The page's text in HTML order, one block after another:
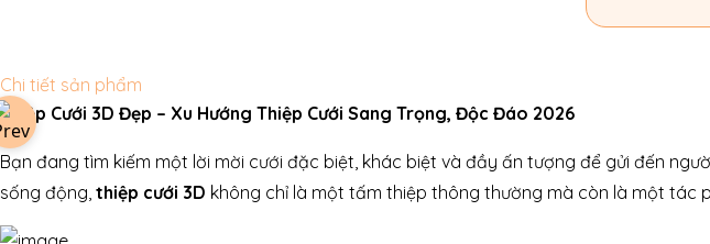
Chi tiết sản phẩm
Thiệp Cưới 3D Đẹp – Xu Hướng Thiệp Cưới Sang Trọng, Độc Đáo 2026
Bạn đang tìm kiếm một lời mời cưới đặc biệt, khác biệt và đầy ấn tượng để gửi đến
sống động, thiệp cưới 3D không chỉ là một tấm thiệp thông thường mà còn là một tác